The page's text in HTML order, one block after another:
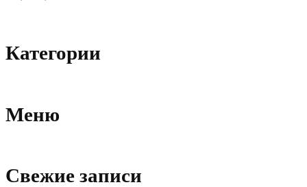
Категории
Меню
Свежие записи